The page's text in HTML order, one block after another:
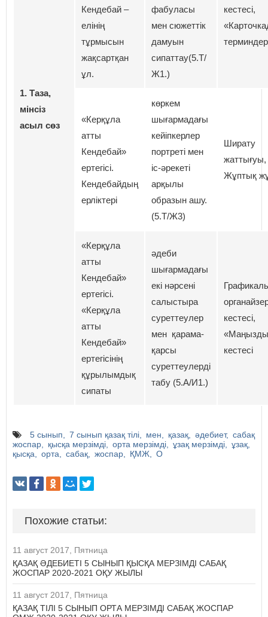
1. Таза,
мінсіз
асыл сөз
Кендебай –
елінің
тұрмысын
жақсартқан
ұл.
фабуласы
мен сюжеттік
дамуын
сипаттау(5.Т/
Ж1.)
кестесі,
«Керқұла
атты
Кендебай»
ертегісі.
Кендебайдың
ерліктері
көркем
шығармадағы
кейіпкерлер
портреті мен
іс-әрекеті
арқылы
образын ашу.
(5.Т/Ж3)
Ширату
жаттығуы,
Жұптық
«Керқұла
атты
Кендебай»
ертегісі.
«Керқұла
атты
Кендебай»
ертегісінің
құрылымдық
сипаты
әдеби
шығармадағы
екі нәрсені
салыстыра
суреттеулер
мен қарама-
қарсы
суреттеулерді
табу (5.А/И1.)
кестесі,
кестесі
5 сынып 7 сынып қазақ тілі мен қазақ әдебиет
сабақ
жоспар
қысқа мерзімді орта мерзімді ұзақ мерзімді
ұзақ
қысқа
орта сабақ жоспар ҚМЖ О
Похожие статьи:
11 август 2017, Пятница
ҚАЗАҚ ӘДЕБИЕТІ 5 СЫНЫП ҚЫСҚА МЕРЗІМДІ САБАҚ
ЖОСПАР 2020-2021 ОҚУ ЖЫЛЫ
11 август 2017, Пятница
ҚАЗАҚ ТІЛІ 5 СЫНЫП ОРТА МЕРЗІМДІ САБАҚ ЖОСПАР